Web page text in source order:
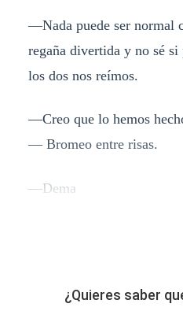
—Nada puede ser normal
regaña divertida y no sé
los dos nos reímos.
—Creo que lo hemos
— Bromeo entre risas.
—Dema
¿Quieres saber